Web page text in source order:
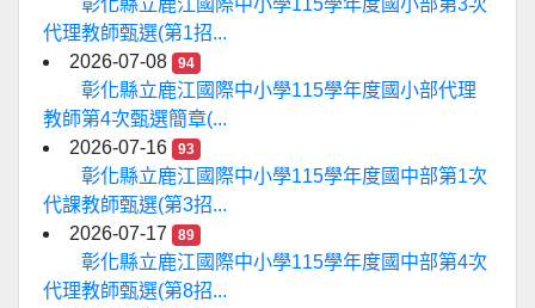
彰化縣立鹿江國際中小學115學年度國小部第3次
代理教師甄選(第1招...
2026-07-08
94
彰化縣立鹿江國際中小學115學年度國小部代理
教師第4次甄選簡章(...
2026-07-16
93
彰化縣立鹿江國際中小學115學年度國中部第1次
代課教師甄選(第3招...
2026-07-17
89
彰化縣立鹿江國際中小學115學年度國中部第4次
代理教師甄選(第8招...